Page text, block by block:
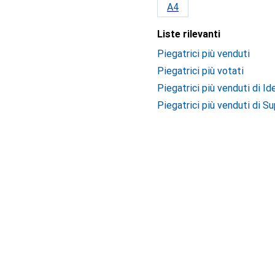
A4
Liste rilevanti
Piegatrici più venduti
Piegatrici più votati
Piegatrici più venduti di
Piegatrici più venduti di